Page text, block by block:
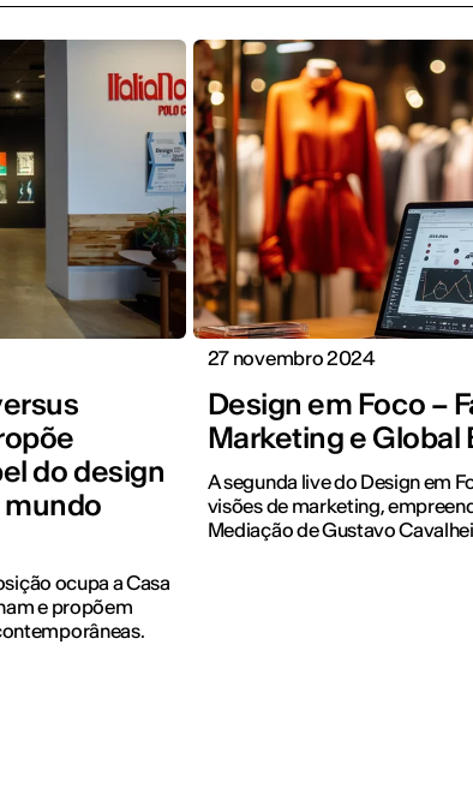
do design
ocupa a Casa
e propõem
27 novembro 2024
Design em Foco –
Marketing e Global
A segunda live do Design em
visões de marketing,
Mediação de Gustavo